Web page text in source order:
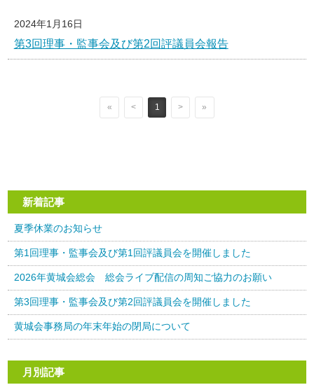
2024年1月16日
第3回理事・監事会及び第2回評議員会報告
« < 1 > »
新着記事
夏季休業のお知らせ
第1回理事・監事会及び第1回評議員会を開催しました
2026年黄城会総会 総会ライブ配信の周知ご協力のお願い
第3回理事・監事会及び第2回評議員会を開催しました
黄城会事務局の年末年始の閉局について
月別記事